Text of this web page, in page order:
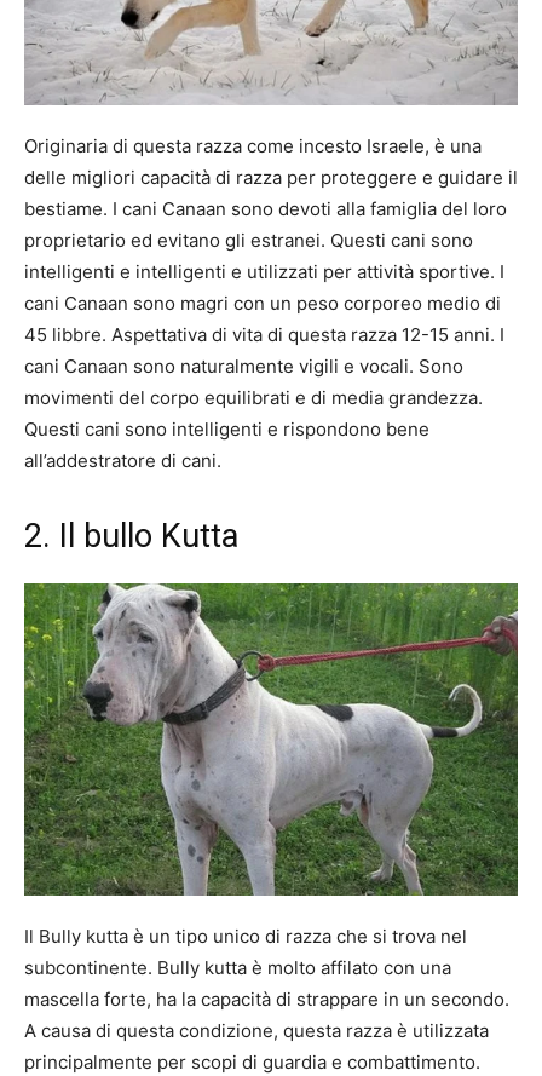
Originaria di questa razza come incesto Israele, è una
delle migliori capacità di razza per proteggere e guidare il
bestiame. I cani Canaan sono devoti alla famiglia del loro
proprietario ed evitano gli estranei. Questi cani sono
intelligenti e intelligenti e utilizzati per attività sportive. I
cani Canaan sono magri con un peso corporeo medio di
45 libbre. Aspettativa di vita di questa razza 12-15 anni. I
cani Canaan sono naturalmente vigili e vocali. Sono
movimenti del corpo equilibrati e di media grandezza.
Questi cani sono intelligenti e rispondono bene
all’addestratore di cani.
2. Il bullo Kutta
Il Bully kutta è un tipo unico di razza che si trova nel
subcontinente. Bully kutta è molto affilato con una
mascella forte, ha la capacità di strappare in un secondo.
A causa di questa condizione, questa razza è utilizzata
principalmente per scopi di guardia e combattimento.